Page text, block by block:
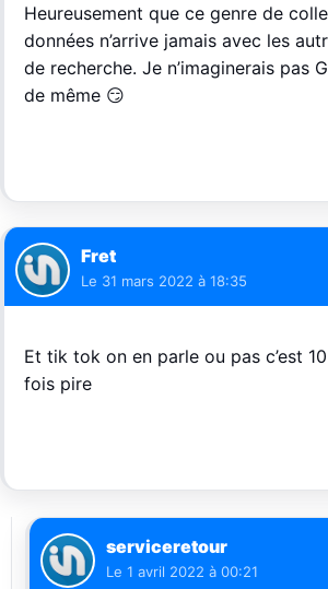
Heureusement que ce genre de
données n’arrive jamais avec les
de recherche. Je n’imaginerais pas
de même 😏
Fret
Le 31 mars 2022 à 18:35
Et tik tok on en parle ou pas c’est
fois pire
serviceretour
Le 1 avril 2022 à 00:21